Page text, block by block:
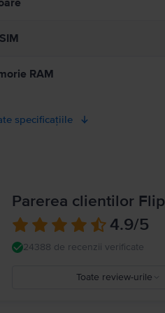
RAM
specificațiile
Parerea clientilor Flip
4.9/5
24388 de recenzii verificate
Toate review-urile